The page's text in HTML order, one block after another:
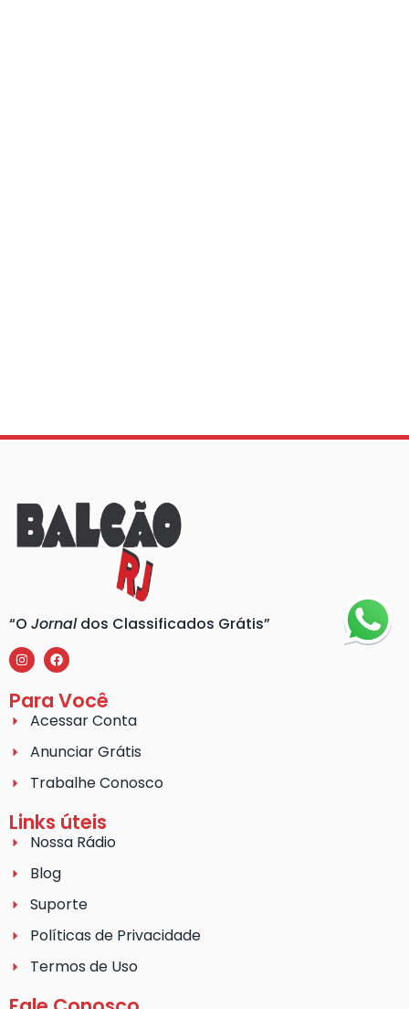
“O Jornaldos Classificados Grátis”
Para Você
Acessar Conta
Anunciar Grátis
Trabalhe Conosco
Links úteis
Nossa Rádio
Blog
Suporte
Políticas de Privacidade
Termos de Uso